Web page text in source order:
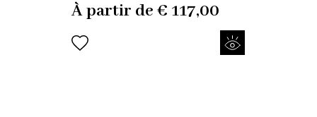
À partir de€ 117,00